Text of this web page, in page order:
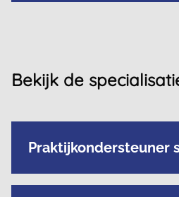
Bekijk de
Praktijkondersteuner